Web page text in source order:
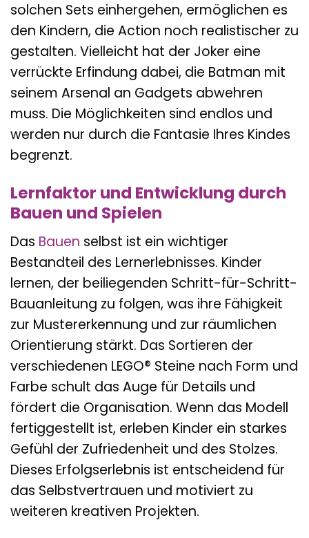
solchen Sets einhergehen, ermöglichen es
den Kindern, die Action noch realistischer zu
gestalten. Vielleicht hat der Joker eine
verrückte Erfindung dabei, die Batman mit
seinem Arsenal an Gadgets abwehren
muss. Die Möglichkeiten sind endlos und
werden nur durch die Fantasie Ihres Kindes
begrenzt.
Lernfaktor und Entwicklung durch
Bauen und Spielen
Das Bauen selbst ist ein wichtiger
Bestandteil des Lernerlebnisses. Kinder
lernen, der beiliegenden Schritt-für-Schritt-
Bauanleitung zu folgen, was ihre Fähigkeit
zur Mustererkennung und zur räumlichen
Orientierung stärkt. Das Sortieren der
verschiedenen LEGO® Steine nach Form und
Farbe schult das Auge für Details und
fördert die Organisation. Wenn das Modell
fertiggestellt ist, erleben Kinder ein starkes
Gefühl der Zufriedenheit und des Stolzes.
Dieses Erfolgserlebnis ist entscheidend für
das Selbstvertrauen und motiviert zu
weiteren kreativen Projekten.